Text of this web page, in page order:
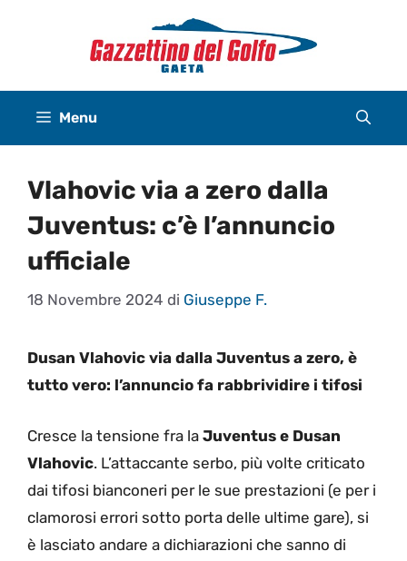
Menu
Vlahovic via a zero dalla
Juventus: c’è l’annuncio
ufficiale
18 Novembre 2024 di Giuseppe F.
Dusan Vlahovic via dalla Juventus a zero, è
tutto vero: l’annuncio fa rabbrividire i tifosi
Cresce la tensione fra la Juventus e Dusan
Vlahovic. L’attaccante serbo, più volte criticato
dai tifosi bianconeri per le sue prestazioni (e per i
clamorosi errori sotto porta delle ultime gare), si
è lasciato andare a dichiarazioni che sanno di